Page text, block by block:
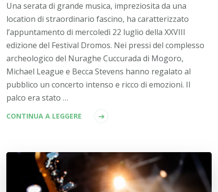
Una serata di grande musica, impreziosita da una
location di straordinario fascino, ha caratterizzato
l’appuntamento di mercoledì 22 luglio della XXVIII
edizione del Festival Dromos. Nei pressi del complesso
archeologico del Nuraghe Cuccurada di Mogoro,
Michael League e Becca Stevens hanno regalato al
pubblico un concerto intenso e ricco di emozioni. Il
palco era stato …
CONTINUA A LEGGERE